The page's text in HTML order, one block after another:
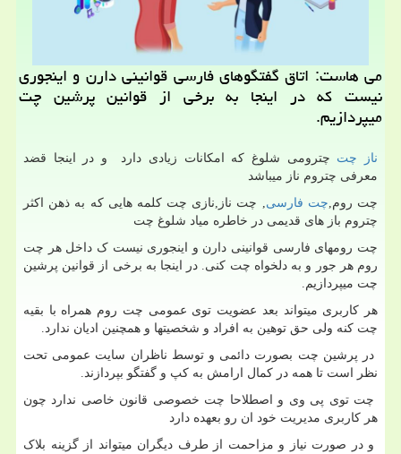
می هاست: اتاق گفتگوهای فارسی قوانینی دارن و اینجوری
نیست كه در اینجا به برخی از قوانین پرشین چت
میپردازیم.
ناز چت چترومی شلوغ که امکانات زیادی دارد و در اینجا قضد
معرفی چتروم ناز میباشد
چت روم چت فارسی چت ناز نازی چت کلمه هایی که به ذهن اکثر
چتروم باز های قدیمی در خاطره میاد شلوغ چت
چت رومهای فارسی قوانینی دارن و اینجوری نیست ک داخل هر چت
روم هر جور و به دلخواه چت کنی. در اینجا به برخی از قوانین پرشین
چت میپردازیم.
هر کاربری میتواند بعد عضویت توی عمومی چت روم همراه با بقیه
چت کنه ولی حق توهین به افراد و شخصیتها و همچنین ادیان ندارد.
در پرشین چت بصورت دائمی و توسط ناظران سایت عمومی تحت
نظر است تا همه در کمال ارامش به کپ و گفتگو بپردازند.
چت توی پی وی و اصطلاحا چت خصوصی قانون خاصی ندارد چون
هر کاربری مدیریت خود ان رو بعهده دارد
و در صورت نیاز و مزاحمت از طرف دیگران میتواند از گزینه بلاک